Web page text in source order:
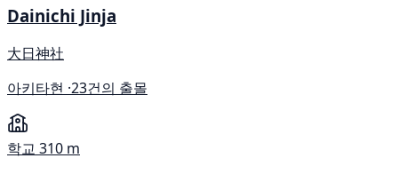
Dainichi Jinja
大日神社
아키타현 ·23건의 출몰
학교 310 m